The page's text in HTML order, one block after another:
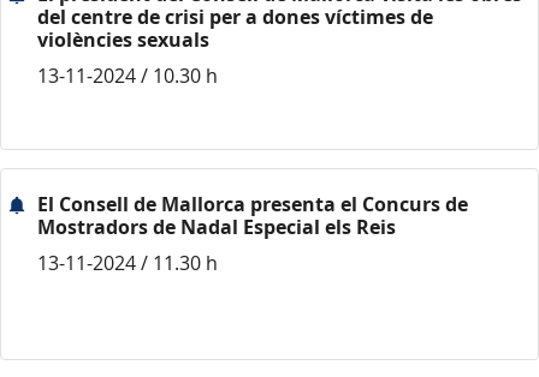
del centre de crisi per a dones víctimes de
violències sexuals
13-11-2024 / 10.30 h
El Consell de Mallorca presenta el Concurs de
Mostradors de Nadal Especial els Reis
13-11-2024 / 11.30 h